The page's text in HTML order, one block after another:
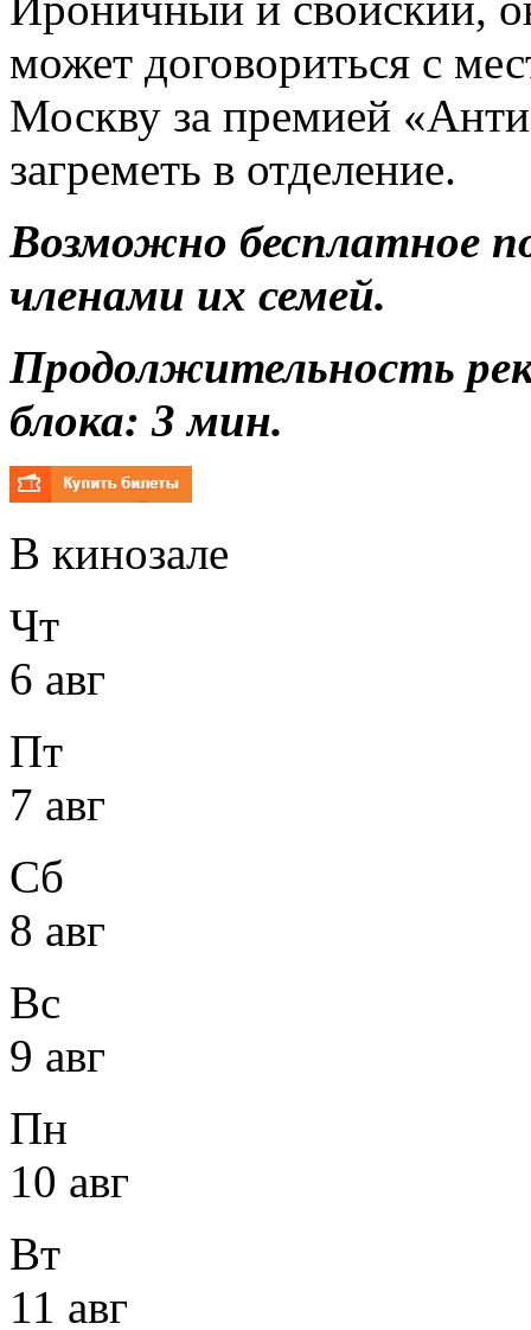
может договориться с
Москву за премией
загреметь в отделение.
Возможно бесплатное
членами их семей.
Продолжительность
блока: 3 мин.
В кинозале
Чт
6 авг
Пт
7 авг
Сб
8 авг
Вс
9 авг
Пн
10 авг
Вт
11 авг